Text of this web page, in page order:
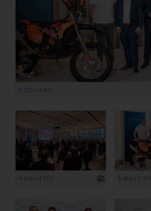
6 712 x 4 477
4 676 x 3 117 6 464 x 4 311